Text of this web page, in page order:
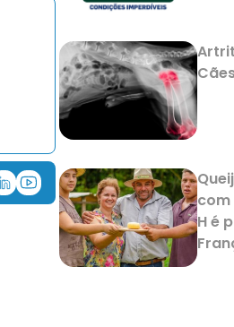
com
H é